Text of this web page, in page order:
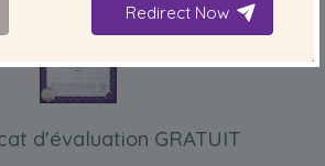
d'évaluation GRATUIT
Redirect Now